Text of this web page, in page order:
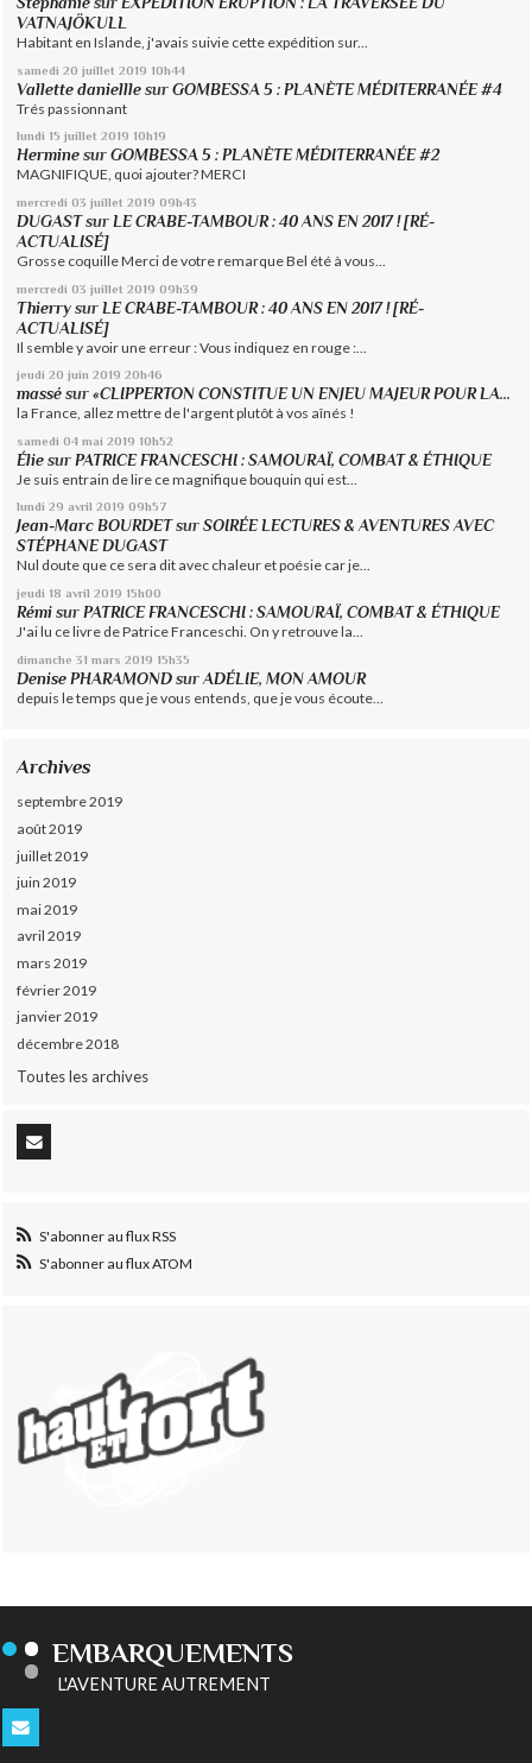
VATNAJÖKULL
Habitant en Islande, j'avais suivie cette expédition sur...
samedi 20 juillet 2019 10h44
Vallette daniellle surGOMBESSA 5 : PLANÈTE MÉDITERRANÉE #4
Trés passionnant
lundi 15 juillet 2019 10h19
Hermine surGOMBESSA 5 : PLANÈTE MÉDITERRANÉE #2
MAGNIFIQUE, quoi ajouter? MERCI
mercredi 03 juillet 2019 09h43
DUGASTsur LE CRABE-TAMBOUR : 40 ANS EN 2017 ! [RÉ-
ACTUALISÉ]
Grosse coquille Merci de votre remarque Bel été à vous...
mercredi 03 juillet 2019 09h39
Thierry sur LE CRABE-TAMBOUR : 40 ANS EN 2017 ! [RÉ-
ACTUALISÉ]
Il semble y avoir une erreur : Vous indiquez en rouge :...
jeudi 20 juin 2019 20h46
massé sur«CLIPPERTON CONSTITUE UN ENJEU MAJEUR POUR LA...
la France, allez mettre de l'argent plutôt à vos aînés !
samedi 04 mai 2019 10h52
Élie surPATRICE FRANCESCHI : SAMOURAÏ, COMBAT & ÉTHIQUE
Je suis entrain de lire ce magnifique bouquin qui est...
lundi 29 avril 2019 09h57
Jean-Marc BOURDETsurSOIRÉE LECTURES & AVENTURES AVEC
STÉPHANE DUGAST
Nul doute que ce sera dit avec chaleur et poésie car je...
jeudi 18 avril 2019 15h00
Rémi surPATRICE FRANCESCHI : SAMOURAÏ, COMBAT & ÉTHIQUE
J'ai lu ce livre de Patrice Franceschi. On y retrouve la...
dimanche 31 mars 2019 15h35
Denise PHARAMOND surADÉLIE, MON AMOUR
depuis le temps que je vous entends, que je vous écoute...
Archives
septembre 2019
août 2019
juillet 2019
juin 2019
mai 2019
avril 2019
mars 2019
février 2019
janvier 2019
décembre 2018
Toutes les archives
S'abonner au flux RSS
S'abonner au flux ATOM
EMBARQUEMENTS
L'AVENTURE AUTREMENT